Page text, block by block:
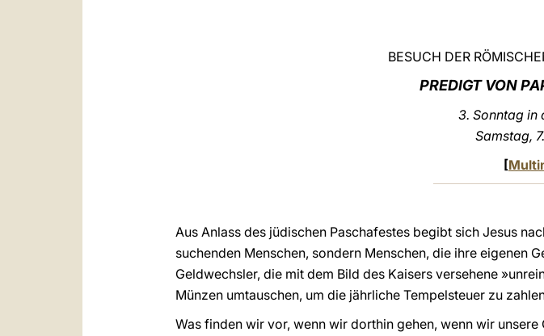
BESUCH DER
PREDIGT VON
3. Sonntag in
Samstag,
[
Aus Anlass des jüdischen Paschafestes begibt sich Jesus
suchenden Menschen, sondern Menschen, die ihre eigenen
Geldwechsler, die mit dem Bild des Kaisers versehene
Münzen umtauschen, um die jährliche Tempelsteuer zu
Was finden wir vor, wenn wir dorthin gehen, wenn wir